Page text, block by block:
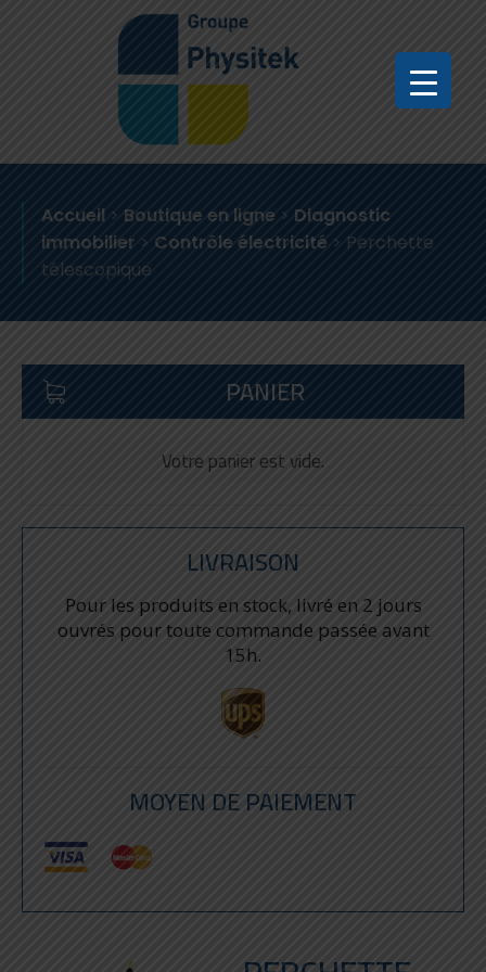
Accueil > Boutique en ligne > Diagnostic
immobilier > Contrôle électricité > Perchette
télescopique
PANIER
Votre panier est vide.
LIVRAISON
Pour les produits en stock, livré en 2 jours
ouvrés pour toute commande passée avant
15h.
MOYEN DE PAIEMENT